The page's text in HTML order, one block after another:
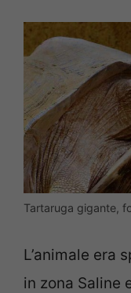
Tartaruga gigante,
L’animale era
in zona Saline